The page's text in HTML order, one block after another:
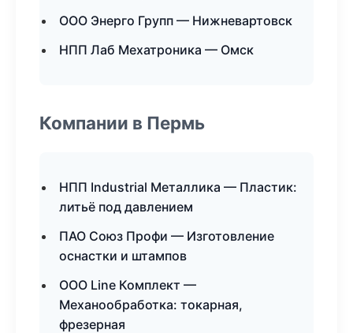
ООО Энерго Групп — Нижневартовск
НПП Лаб Мехатроника — Омск
Компании в Пермь
НПП Industrial Металлика — Пластик:
литьё под давлением
ПАО Союз Профи — Изготовление
оснастки и штампов
ООО Line Комплект —
Механообработка: токарная,
фрезерная